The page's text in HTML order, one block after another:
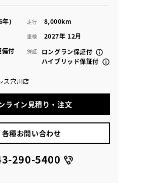
年) 走行 8,000km
車検 2027年 12月
備付 保証
ロングラン保証付
ハイブリッド保証付
ス穴川店
ライン見積り・注文
各種お問い合わせ
290-5400